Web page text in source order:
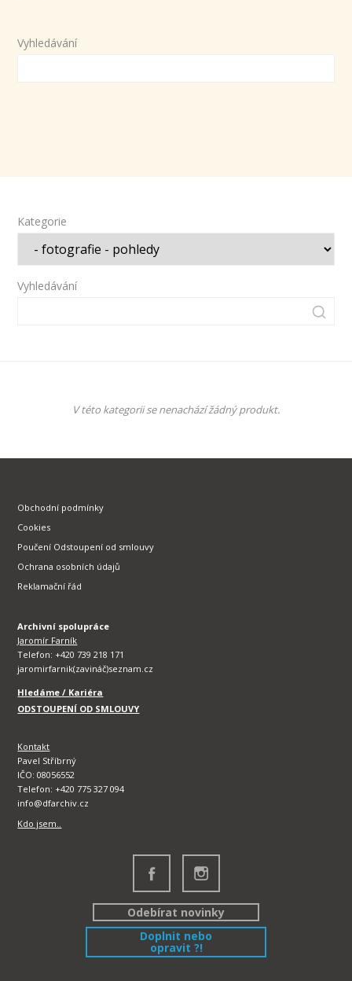
Vyhledávání
Kategorie
Vyhledávání
V této kategorii se nenachází žádný produkt.
Obchodní podmínky
Cookies
Poučení Odstoupení od smlouvy
Ochrana osobních údajů
Reklamační řád
Archivní spolupráce
Jaromír Farník
Telefon: +420 739 218 171
jaromirfarnik(zavináč)seznam.cz
Hledáme / Kariéra
ODSTOUPENÍ OD SMLOUVY
Kontakt
Pavel Stříbrný
IČO: 08056552
Telefon: +420 775 327 094
info@dfarchiv.cz
Kdo jsem..
Odebírat novinky
Doplnit nebo
opravit ?!